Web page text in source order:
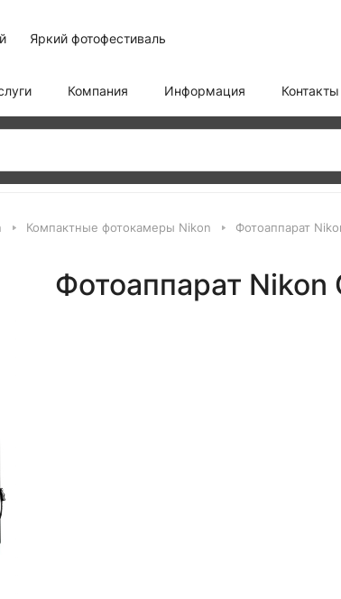
Яркий фотофестиваль
Компания Информация Контакты
Компактные фотокамеры Nikon Фотоаппарат
Фотоаппарат Nikon